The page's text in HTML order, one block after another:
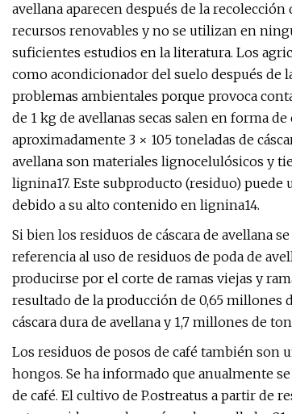
avellana aparecen después de la recolección
recursos renovables y no se utilizan en
suficientes estudios en la literatura. Los
como acondicionador del suelo después de
problemas ambientales porque provoca
de 1 kg de avellanas secas salen en forma
aproximadamente 3 × 105 toneladas de
avellana son materiales lignocelulósicos y
lignina17. Este subproducto (residuo)
debido a su alto contenido en lignina14.
Si bien los residuos de cáscara de avellana
referencia al uso de residuos de poda de
producirse por el corte de ramas viejas y
resultado de la producción de 0,65 millones
cáscara dura de avellana y 1,7 millones de
Los residuos de posos de café también son
hongos. Se ha informado que anualmente
de café. El cultivo de P.ostreatus a partir de